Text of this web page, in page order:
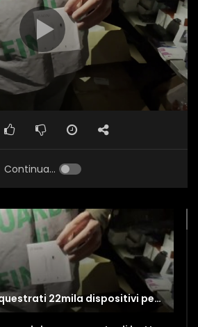
Continua...
Catania, sequestrati 22mila dispositivi per cellulari contraffatti